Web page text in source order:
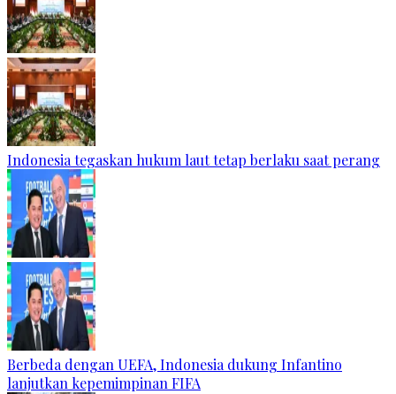
Indonesia tegaskan hukum laut tetap berlaku saat perang
Berbeda dengan UEFA, Indonesia dukung Infantino
lanjutkan kepemimpinan FIFA